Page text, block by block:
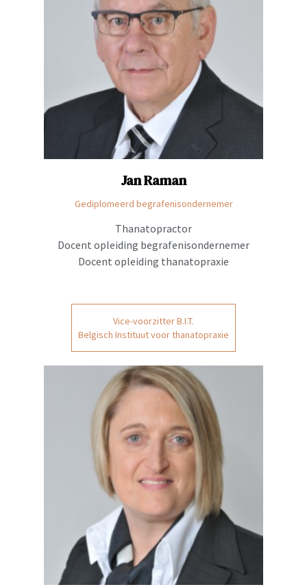
JanRaman
Gediplomeerd begrafenisondernemer
Thanatopractor
Docent opleiding begrafenisondernemer
Docent opleiding thanatopraxie
Vice-voorzitter B.I.T.
Belgisch Instituut voor thanatopraxie